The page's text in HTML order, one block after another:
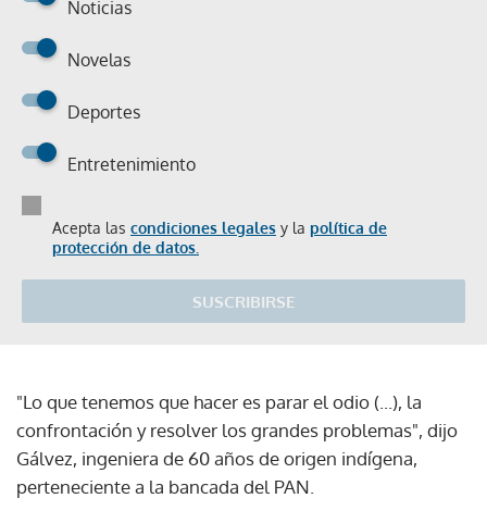
Noticias
Novelas
Deportes
Entretenimiento
Acepta las condiciones legales y la política de
protección de datos.
SUSCRIBIRSE
"Lo que tenemos que hacer es parar el odio (...), la
confrontación y resolver los grandes problemas", dijo
Gálvez, ingeniera de 60 años de origen indígena,
perteneciente a la bancada del PAN.